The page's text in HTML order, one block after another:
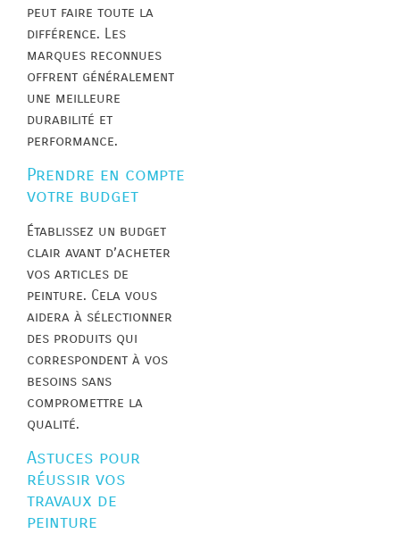
peut faire toute la
différence. Les
marques reconnues
offrent généralement
une meilleure
durabilité et
performance.
Prendre en compte
votre budget
Établissez un budget
clair avant d’acheter
vos articles de
peinture. Cela vous
aidera à sélectionner
des produits qui
correspondent à vos
besoins sans
compromettre la
qualité.
Astuces pour
réussir vos
travaux de
peinture